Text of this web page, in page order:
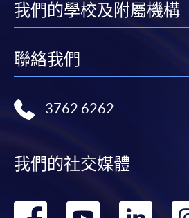
我們的學校及附屬機構
聯絡我們
3762 6262
我們的社交媒體